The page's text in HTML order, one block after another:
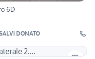
6D
DONATO